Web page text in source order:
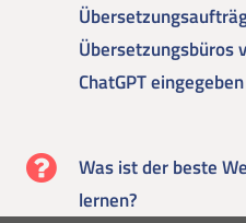
Übersetzungsbüros
ChatGPT
Was ist der beste
lernen?